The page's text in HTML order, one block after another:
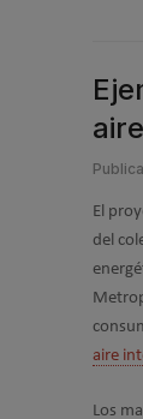
aire
El
del
aire
Los